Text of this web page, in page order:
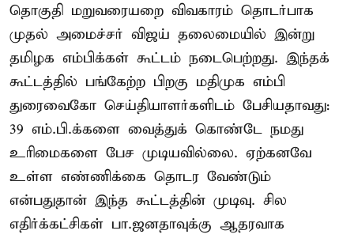
தொகுதி மறுவரையறை விவகாரம் தொடர்பாக
முதல் அமைச்சர் விஜய் தலைமையில் இன்று
தமிழக எம்பிக்கள் கூட்டம் நடைபெற்றது. இந்தக்
கூட்டத்தில் பங்கேற்ற பிறகு மதிமுக எம்பி
துரைவைகோ செய்தியாளர்களிடம் பேசியதாவது:
39 எம்.பி.க்களை வைத்துக் கொண்டே நமது
உரிமைகளை பேச முடியவில்லை. ஏற்கனவே
உள்ள எண்ணிக்கை தொடர வேண்டும்
என்பதுதான் இந்த கூட்டத்தின் முடிவு. சில
எதிர்க்கட்சிகள் பா.ஜனதாவுக்கு ஆதரவாக